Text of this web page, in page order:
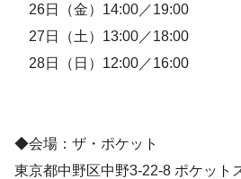
26日（金）14:00／19:00
27日（土）13:00／18:00
28日（日）12:00／16:00
◆会場：ザ・ポケット
東京都中野区中野3-22-8 ポケット